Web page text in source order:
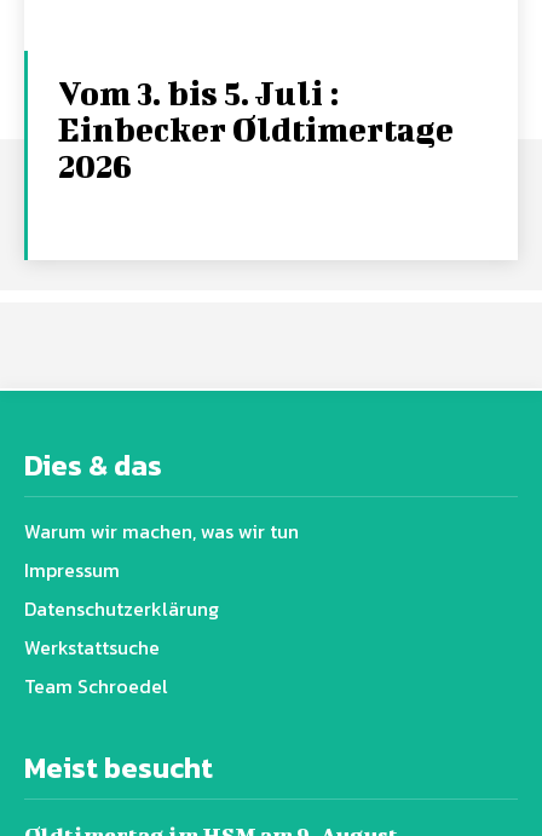
Vom 3. bis 5. Juli :
Einbecker Oldtimertage
2026
Dies & das
Warum wir machen, was wir tun
Impressum
Datenschutz­erklärung
Werkstattsuche
Team Schroedel
Meist besucht